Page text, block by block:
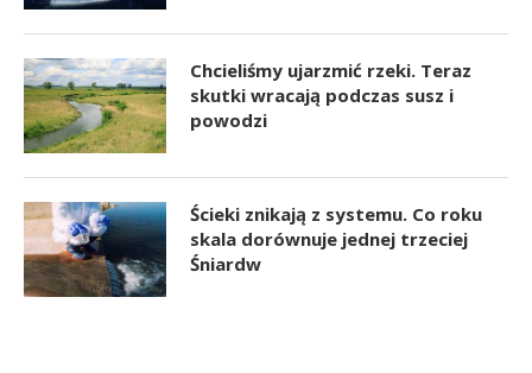
Chcieliśmy ujarzmić rzeki. Teraz
skutki wracają podczas susz i
powodzi
Ścieki znikają z systemu. Co roku
skala dorównuje jednej trzeciej
Śniardw